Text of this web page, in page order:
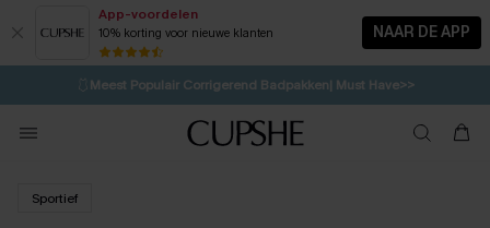
App-voordelen
10% korting voor nieuwe klanten NAAR DE APP
⚡️LAATSTE KANS | Tot 50% korting>>
🩱Meest Populair Corrigerend Badpakken| Must Have>>
💌Abonneer je & ontvang tot 15% korting>>
Koop 3, krijg 15% korting | CODE: SW15
Sportief